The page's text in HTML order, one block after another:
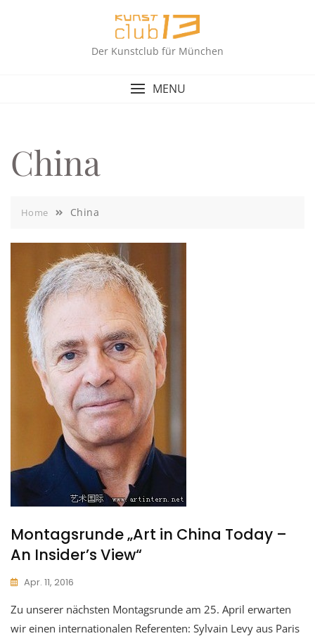
Der Kunstclub für München
MENU
China
Home China
Montagsrunde „Art in China Today –
An Insider’s View“
Apr. 11, 2016
Zu unserer nächsten Montagsrunde am 25. April erwarten
wir einen internationalen Referenten: Sylvain Levy aus Paris